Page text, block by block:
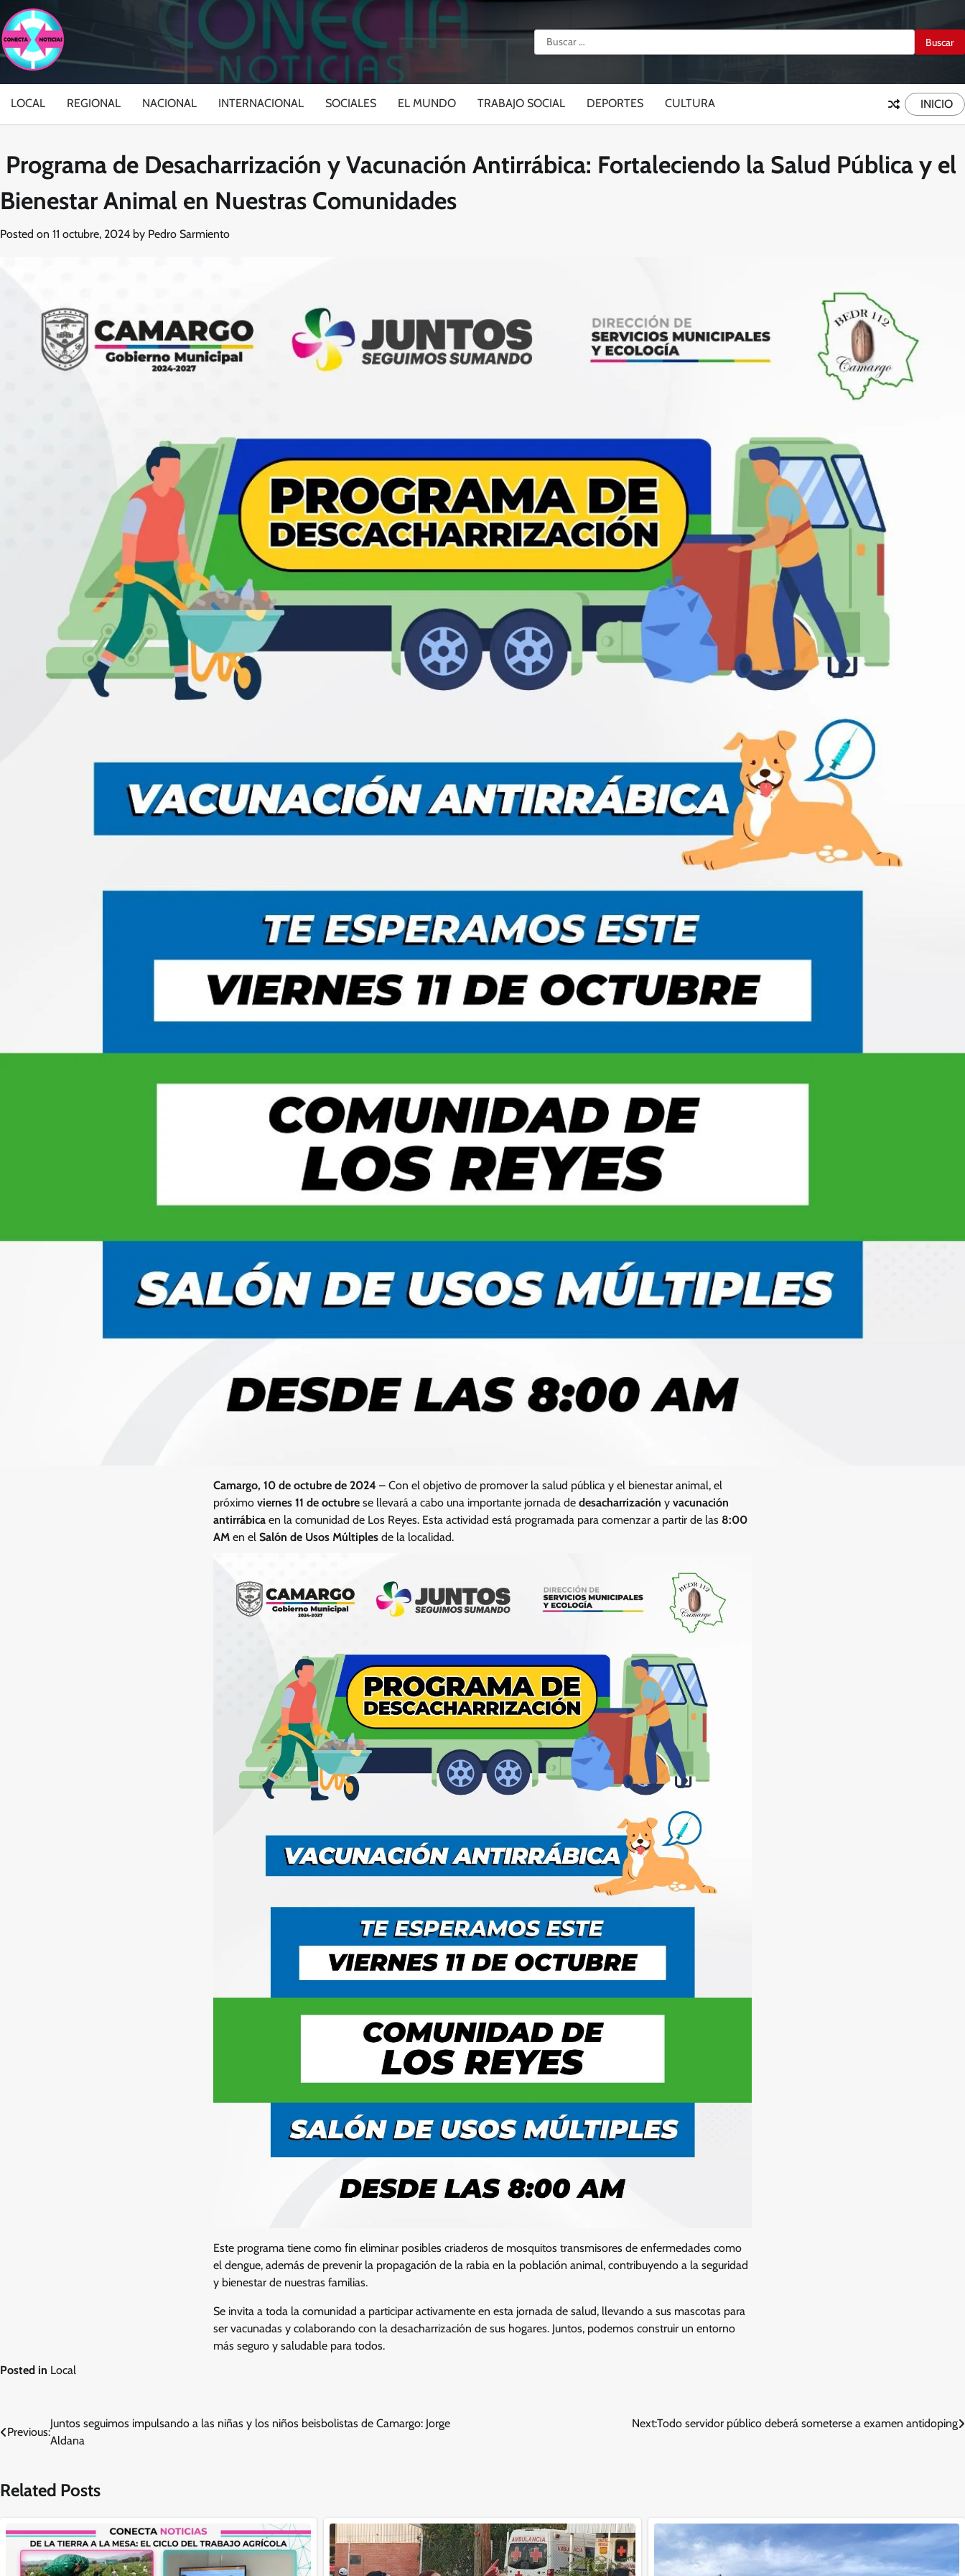
to
content
Buscar:
LOCAL REGIONAL NACIONAL INTERNACIONAL SOCIALES EL MUNDO TRABAJO SOCIAL DEPORTES CULTURA INICIO
Programa de Desacharrización y Vacunación Antirrábica: Fortaleciendo la Salud Pública y el
Bienestar Animal en Nuestras Comunidades
Posted on 11 octubre, 2024 by Pedro Sarmiento
Camargo, 10 de octubre de 2024 – Con el objetivo de promover la salud pública y el bienestar animal, el
próximo viernes 11 de octubre se llevará a cabo una importante jornada de desacharrización y vacunación
antirrábica en la comunidad de Los Reyes. Esta actividad está programada para comenzar a partir de las 8:00
AM en el Salón de Usos Múltiples de la localidad.
Este programa tiene como fin eliminar posibles criaderos de mosquitos transmisores de enfermedades como
el dengue, además de prevenir la propagación de la rabia en la población animal, contribuyendo a la seguridad
y bienestar de nuestras familias.
Se invita a toda la comunidad a participar activamente en esta jornada de salud, llevando a sus mascotas para
ser vacunadas y colaborando con la desacharrización de sus hogares. Juntos, podemos construir un entorno
más seguro y saludable para todos.
Posted in Local
Navegación
entradas
Previous:
Juntos seguimos impulsando a las niñas y los niños beisbolistas de Camargo: Jorge
Aldana
Next:Todo servidor público deberá someterse a examen antidoping
Related Posts